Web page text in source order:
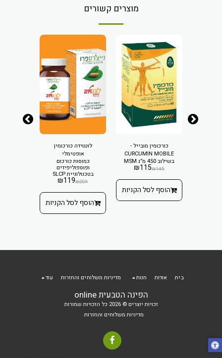
מוצרים קשורים
כורכומין מובייל -
CURCUMIN MOBILE
בשילוב 450 מ”ג MSM
₪145
₪115
הוסף לסל הקניות
לונגוידה כורכומין
אופטימלי
כמוסות כורכום
ופוספוליפידים
בטכנולוגיית SLCP
₪209
₪119
הוסף לסל הקניות
הפינה הטבעית online
זכויות יוצרים © 2026 כל הזכויות שמורות
מדיניות משלוחים והחזרות
בית אודות חנות מדיניות משלוחים והחזרות עוד